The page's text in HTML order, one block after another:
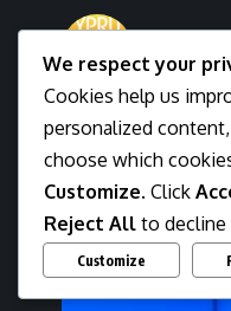
Last updated:
Newsman
We respect your
Cookies help us
personalized
choose which
Customize. Click
Reject All to decline
Customize